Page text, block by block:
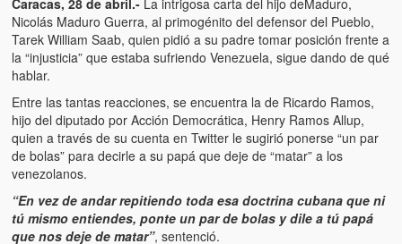
Nicolás Maduro Guerra, al primogénito del defensor del Pueblo,
Tarek William Saab, quien pidió a su padre tomar posición frente a
la “injusticia” que estaba sufriendo Venezuela, sigue dando de qué
hablar.
Entre las tantas reacciones, se encuentra la de Ricardo Ramos,
hijo del diputado por Acción Democrática, Henry Ramos Allup,
quien a través de su cuenta en Twitter le sugirió ponerse “un par
de bolas” para decirle a su papá que deje de “matar” a los
venezolanos.
“En vez de andar repitiendo toda esa doctrina cubana que ni
tú mismo entiendes, ponte un par de bolas y dile a tú papá
que nos deje de matar”, sentenció.